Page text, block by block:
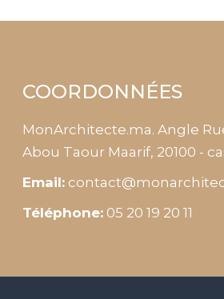
COORDONNÉES
MonArchitecte.ma. Angle
Abou Taour Maarif, 20100 -
Email:
Téléphone: 05 20 19 20 11